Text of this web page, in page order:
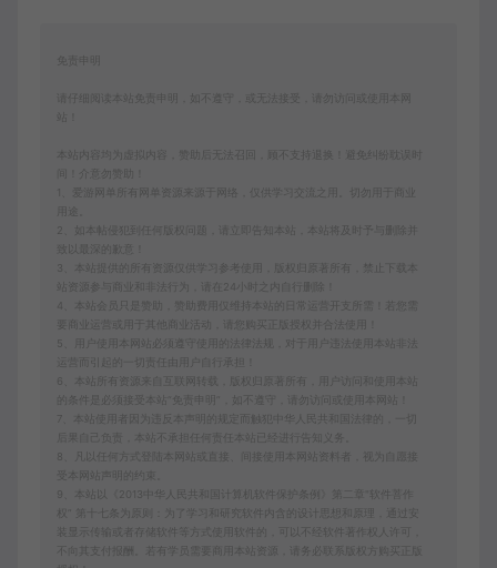
免责申明
请仔细阅读本站免责申明，如不遵守，或无法接受，请勿访问或使用本网
本站内容均为虚拟内容，赞助后无法召回，顾不支持退换！避免纠纷耽误时
间！介意勿赞助！
1、爱游网单所有网单资源来源于网络，仅供学习交流之用。切勿用于商业
2、如本帖侵犯到任何版权问题，请立即告知本站，本站将及时予与删除并
致以最深的歉意！
3、本站提供的所有资源仅供学习参考使用，版权归原著所有，禁止下载本
站资源参与商业和非法行为，请在24小时之内自行删除！
4、本站会员只是赞助，赞助费用仅维持本站的日常运营开支所需！若您需
要商业运营或用于其他商业活动，请您购买正版授权并合法使用！
5、用户使用本网站必须遵守使用的法律法规，对于用户违法使用本站非法
6、本站所有资源来自互联网转载，版权归原著所有，用户访问和使用本站
的条件是必须接受本站“免责申明”，如不遵守，请勿访问或使用本网站！
7、本站使用者因为违反本声明的规定而触犯中华人民共和国法律的，一切
后果自己负责，本站不承担任何责任本站已经进行告知义务。
8、凡以任何方式登陆本网站或直接、间接使用本网站资料者，视为自愿接
受本网站声明的约束。
9、本站以《2013中华人民共和国计算机软件保护条例》第二章"软件菩作
权” 第十七条为原则：为了学习和研究软件内含的设计思想和原理，通过安
装显示传输或者存储软件等方式使用软件的，可以不经软件著作权人许可，
不向其支付报酬。若有学员需要商用本站资源，请务必联系版权方购买正版